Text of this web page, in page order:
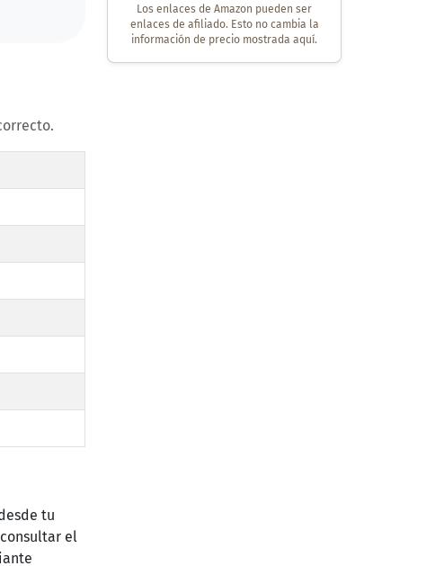
tu
el
Los enlaces de Amazon pueden ser
enlaces de afiliado. Esto no cambia la
información de precio mostrada aquí.